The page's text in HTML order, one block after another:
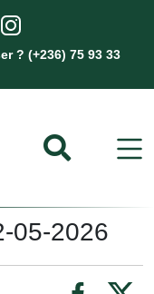
? (+236) 75 93 33
05-2026